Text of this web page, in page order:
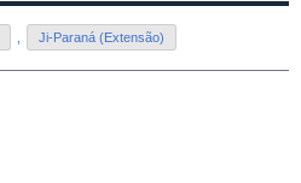
, Ji-Paraná (Extensão)